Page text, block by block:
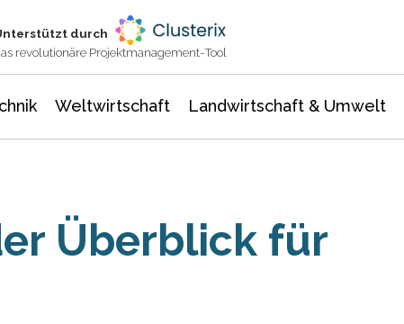
durch
revolutionäre Projektmanagement-Tool
Weltwirtschaft Landwirtschaft & Umwelt
Überblick für